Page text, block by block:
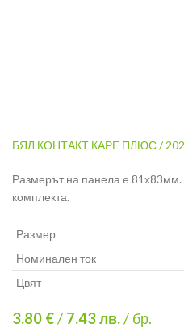
БЯЛ КОНТАКТ КАРЕ ПЛЮС /
Размерът на панела е
комплекта.
Размер
Номинален ток
Цвят
3.80 €/ 7.43лв./ бр.